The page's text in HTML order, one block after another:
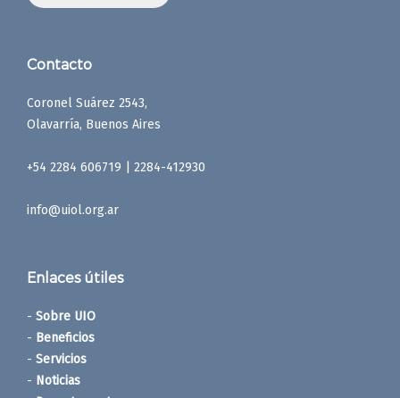
Contacto
Coronel Suárez 2543,
Olavarría, Buenos Aires
+54 2284 606719 | 2284-412930
info@uiol.org.ar
Enlaces útiles
- Sobre UIO
- Beneficios
- Servicios
- Noticias